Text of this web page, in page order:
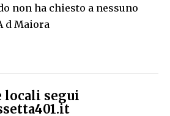
non ha chiesto a nessuno
d Maiora
locali segui